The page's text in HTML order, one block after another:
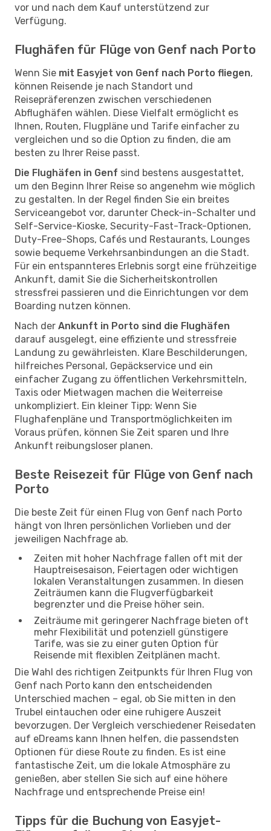
vor und nach dem Kauf unterstützend zur
Verfügung.
Flughäfen für Flüge von Genf nach Porto
Wenn Sie mit Easyjet von Genf nach Porto fliegen,
können Reisende je nach Standort und
Reisepräferenzen zwischen verschiedenen
Abflughäfen wählen. Diese Vielfalt ermöglicht es
Ihnen, Routen, Flugpläne und Tarife einfacher zu
vergleichen und so die Option zu finden, die am
besten zu Ihrer Reise passt.
Die Flughäfen in Genf sind bestens ausgestattet,
um den Beginn Ihrer Reise so angenehm wie möglich
zu gestalten. In der Regel finden Sie ein breites
Serviceangebot vor, darunter Check-in-Schalter und
Self-Service-Kioske, Security-Fast-Track-Optionen,
Duty-Free-Shops, Cafés und Restaurants, Lounges
sowie bequeme Verkehrsanbindungen an die Stadt.
Für ein entspannteres Erlebnis sorgt eine frühzeitige
Ankunft, damit Sie die Sicherheitskontrollen
stressfrei passieren und die Einrichtungen vor dem
Boarding nutzen können.
Nach der Ankunft in Porto sind die Flughäfen
darauf ausgelegt, eine effiziente und stressfreie
Landung zu gewährleisten. Klare Beschilderungen,
hilfreiches Personal, Gepäckservice und ein
einfacher Zugang zu öffentlichen Verkehrsmitteln,
Taxis oder Mietwagen machen die Weiterreise
unkompliziert. Ein kleiner Tipp: Wenn Sie
Flughafenpläne und Transportmöglichkeiten im
Voraus prüfen, können Sie Zeit sparen und Ihre
Ankunft reibungsloser planen.
Beste Reisezeit für Flüge von Genf nach
Porto
Die beste Zeit für einen Flug von Genf nach Porto
hängt von Ihren persönlichen Vorlieben und der
jeweiligen Nachfrage ab.
Zeiten mit hoher Nachfrage fallen oft mit der
Hauptreisesaison, Feiertagen oder wichtigen
lokalen Veranstaltungen zusammen. In diesen
Zeiträumen kann die Flugverfügbarkeit
begrenzter und die Preise höher sein.
Zeiträume mit geringerer Nachfrage bieten oft
mehr Flexibilität und potenziell günstigere
Tarife, was sie zu einer guten Option für
Reisende mit flexiblen Zeitplänen macht.
Die Wahl des richtigen Zeitpunkts für Ihren Flug von
Genf nach Porto kann den entscheidenden
Unterschied machen – egal, ob Sie mitten in den
Trubel eintauchen oder eine ruhigere Auszeit
bevorzugen. Der Vergleich verschiedener Reisedaten
auf eDreams kann Ihnen helfen, die passendsten
Optionen für diese Route zu finden. Es ist eine
fantastische Zeit, um die lokale Atmosphäre zu
genießen, aber stellen Sie sich auf eine höhere
Nachfrage und entsprechende Preise ein!
Tipps für die Buchung von Easyjet-